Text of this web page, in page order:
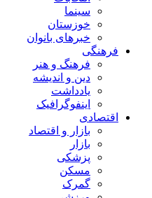
سینما
خوزستان
خبرهای بانوان
فرهنگی
فرهنگ و هنر
دین و اندیشه
یادداشت
اینفوگرافیک
اقتصادی
بازار و اقتصاد
بازار
پزشکی
مسکن
گمرک